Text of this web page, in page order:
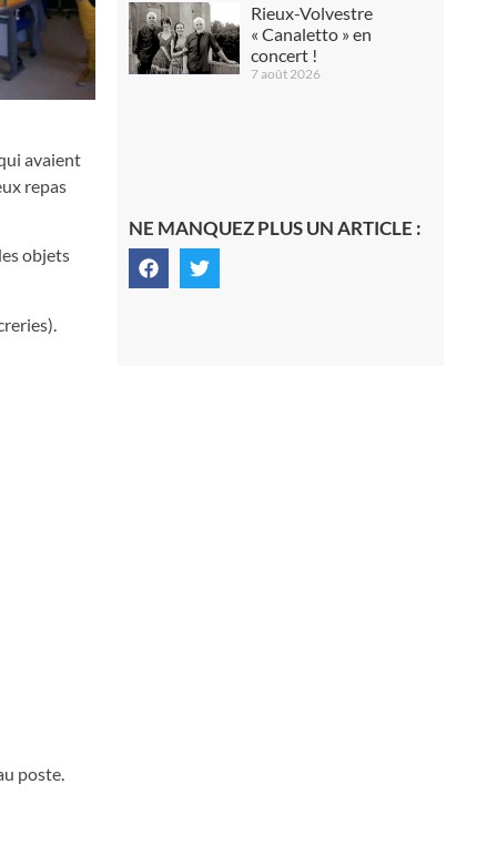
avaient
repas
objets
poste.
Rieux-Volvestre
« Canaletto » en
concert !
7 août 2026
NE MANQUEZ PLUS UN ARTICLE :